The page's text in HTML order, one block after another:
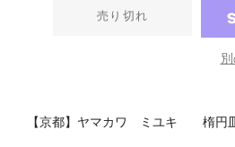
売り切れ
【京都】ヤマカワ ミユキ 楕